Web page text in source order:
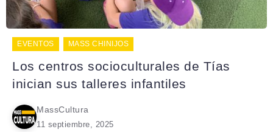
EVENTOS MASS CHINIJOS
Los centros socioculturales de Tías
inician sus talleres infantiles
MassCultura
11 septiembre, 2025